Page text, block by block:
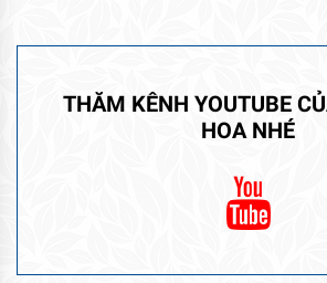
THĂM KÊNH YOUTUBE
HOA NHÉ